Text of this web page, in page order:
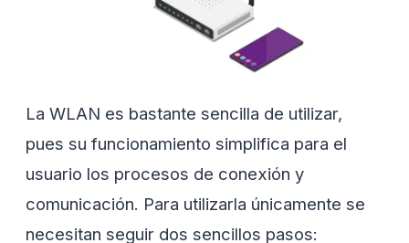
La WLAN es bastante sencilla de utilizar,
pues su funcionamiento simplifica para el
usuario los procesos de conexión y
comunicación. Para utilizarla únicamente se
necesitan seguir dos sencillos pasos: